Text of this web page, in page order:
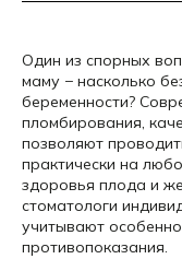
Один из спорных
маму − насколько
беременности?
пломбирования,
позволяют
практически на
здоровья плода и
стоматологи
учитывают
противопоказания.